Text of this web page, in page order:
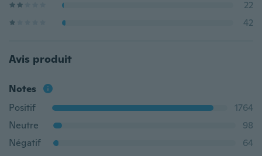
22
42
Avis produit
Notes
Positif
1764
Neutre
98
Négatif
64